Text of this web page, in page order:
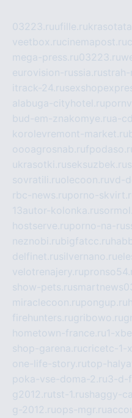
03223.ruufille.ru
veetbox.rucinemapost.ru
mega-press.ru03223.ru
eurovision-russia.rustrah-
itrack-24.ru
alabuga-cityhotel.ru
bud-em-znakomye.rua-
korolevremont-market.ru
oooagrosnab.ru
ukrasotki.ruseksuzbek.ru
sovratili.ruolecoon.ruvd-
rbc-news.ruporno-
13autor-kolonka.ru
hostserve.ruporno-na-
neznobi.rubigfatcc.ru
delfinet.rusilvernano.ru
velotrenajery.ru
show-pets.ru
miraclecoon.rupongup.ru
firehunters.rugribowo.ru
hometown-france.ru1-
shop-garena.rucricetc-1-
one-life-story.rutop-
poka-vse-doma-2.ru3-d-
g2012.rutst-1.rushaggy-
g-2012.ruops-mgr.ru